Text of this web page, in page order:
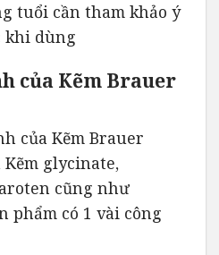
tuổi cần tham khảo ý
khi dùng
của Kẽm Brauer
của Kẽm Brauer
glycinate,
cũng như
phẩm có 1 vài công